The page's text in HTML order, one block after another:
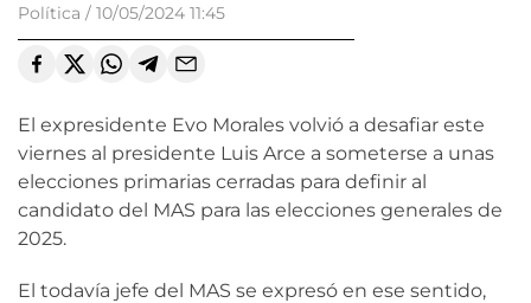
Política / 10/05/2024 11:45
El expresidente Evo Morales volvió a desafiar este
viernes al presidente Luis Arce a someterse a unas
elecciones primarias cerradas para definir al
candidato del MAS para las elecciones generales de
2025.
El todavía jefe del MAS se expresó en ese sentido,